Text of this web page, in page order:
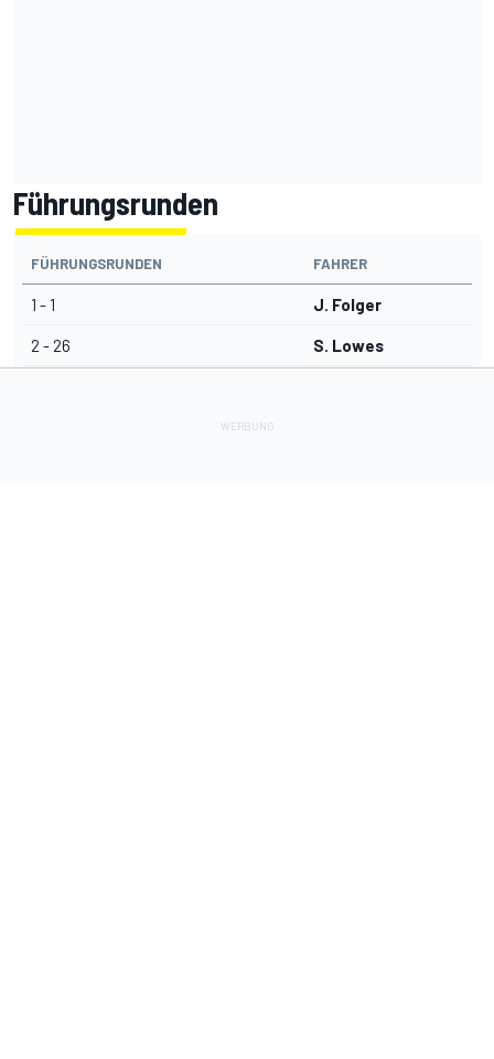
Führungsrunden
FÜHRUNGSRUNDEN FAHRER
1 - 1 J. Folger
2 - 26 S. Lowes